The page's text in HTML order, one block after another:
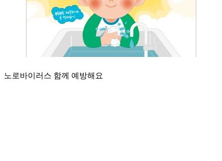
노로바이러스 함께 예방해요